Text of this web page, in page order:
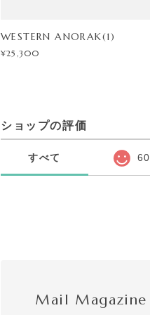
WESTERN ANORAK(1)
¥25,300
ショップの評価
すべて 60
Mail Magazine